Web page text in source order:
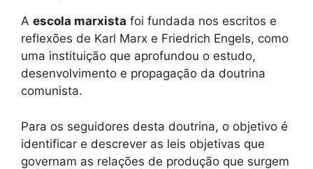
A escola marxista foi fundada nos escritos e
reflexões de Karl Marx e Friedrich Engels, como
uma instituição que aprofundou o estudo,
desenvolvimento e propagação da doutrina
comunista.
Para os seguidores desta doutrina, o objetivo é
identificar e descrever as leis objetivas que
governam as relações de produção que surgem